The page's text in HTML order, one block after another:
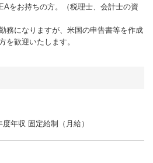
をお持ちの方。（税理士、会計士の資
務になりますが、米国の申告書等を作成
を歓迎いたします。
年収 固定給制（月給）